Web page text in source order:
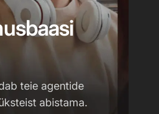
teie agentide
abistama.